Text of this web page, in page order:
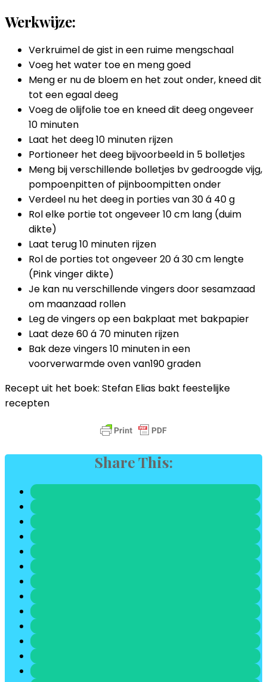
Werkwijze:
Verkruimel de gist in een ruime mengschaal
Voeg het water toe en meng goed
Meng er nu de bloem en het zout onder, kneed dit
tot een egaal deeg
Voeg de olijfolie toe en kneed dit deeg ongeveer
10 minuten
Laat het deeg 10 minuten rijzen
Portioneer het deeg bijvoorbeeld in 5 bolletjes
Meng bij verschillende bolletjes bv gedroogde vijg,
pompoenpitten of pijnboompitten onder
Verdeel nu het deeg in porties van 30 á 40 g
Rol elke portie tot ongeveer 10 cm lang (duim
dikte)
Laat terug 10 minuten rijzen
Rol de porties tot ongeveer 20 á 30 cm lengte
(Pink vinger dikte)
Je kan nu verschillende vingers door sesamzaad
om maanzaad rollen
Leg de vingers op een bakplaat met bakpapier
Laat deze 60 á 70 minuten rijzen
Bak deze vingers 10 minuten in een
voorverwarmde oven van190 graden
Recept uit het boek: Stefan Elias bakt feestelijke
recepten
Share This: